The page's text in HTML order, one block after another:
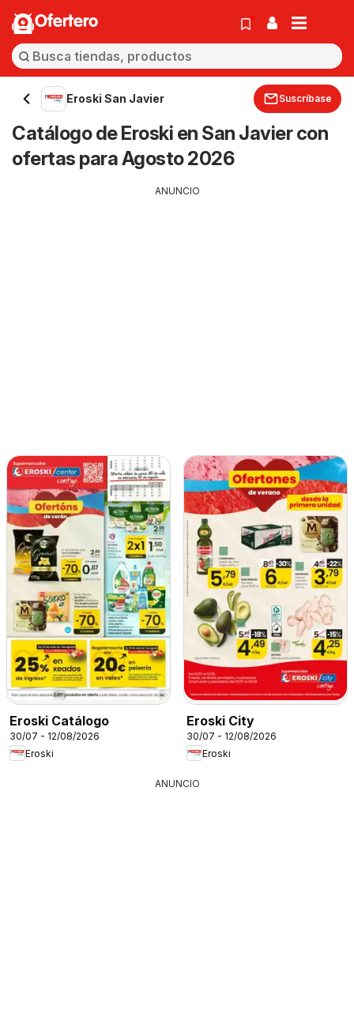
Ofertero
Eroski San Javier Suscríbase
Catálogo de Eroski en San Javier con
ofertas para Agosto 2026
ANUNCIO
Eroski Catálogo
30/07 - 12/08/2026
Eroski
Eroski City
30/07 - 12/08/2026
Eroski
ANUNCIO